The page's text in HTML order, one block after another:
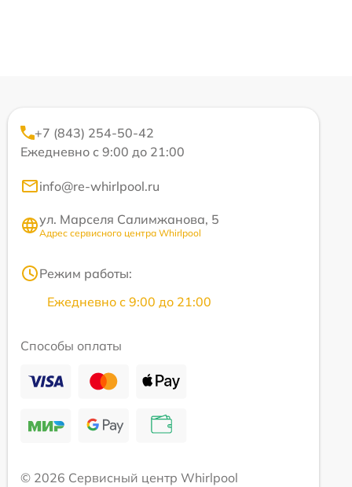
+7 (843) 254-50-42
Ежедневно с 9:00 до 21:00
info@re-whirlpool.ru
ул. Марселя Салимжанова, 5
Адрес сервисного центра Whirlpool
Режим работы:
Ежедневно с 9:00 до 21:00
Способы оплаты
© 2026 Сервисный центр Whirlpool